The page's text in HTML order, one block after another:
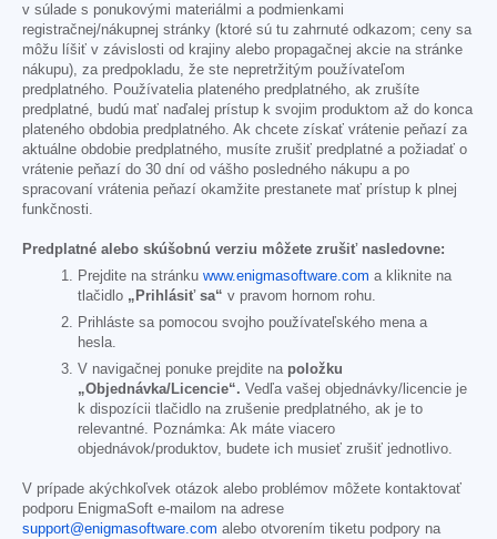
v súlade s ponukovými materiálmi a podmienkami
registračnej/nákupnej stránky (ktoré sú tu zahrnuté odkazom; ceny sa
môžu líšiť v závislosti od krajiny alebo propagačnej akcie na stránke
nákupu), za predpokladu, že ste nepretržitým používateľom
predplatného. Používatelia plateného predplatného, ak zrušíte
predplatné, budú mať naďalej prístup k svojim produktom až do konca
plateného obdobia predplatného. Ak chcete získať vrátenie peňazí za
aktuálne obdobie predplatného, musíte zrušiť predplatné a požiadať o
vrátenie peňazí do 30 dní od vášho posledného nákupu a po
spracovaní vrátenia peňazí okamžite prestanete mať prístup k plnej
funkčnosti.
Predplatné alebo skúšobnú verziu môžete zrušiť nasledovne:
Prejdite na stránku www.enigmasoftware.com a kliknite na
tlačidlo „Prihlásiť sa“ v pravom hornom rohu.
Prihláste sa pomocou svojho používateľského mena a
hesla.
V navigačnej ponuke prejdite na položku
„Objednávka/Licencie“. Vedľa vašej objednávky/licencie je
k dispozícii tlačidlo na zrušenie predplatného, ak je to
relevantné. Poznámka: Ak máte viacero
objednávok/produktov, budete ich musieť zrušiť jednotlivo.
V prípade akýchkoľvek otázok alebo problémov môžete kontaktovať
podporu EnigmaSoft e-mailom na adrese
support@enigmasoftware.com alebo otvorením tiketu podpory na